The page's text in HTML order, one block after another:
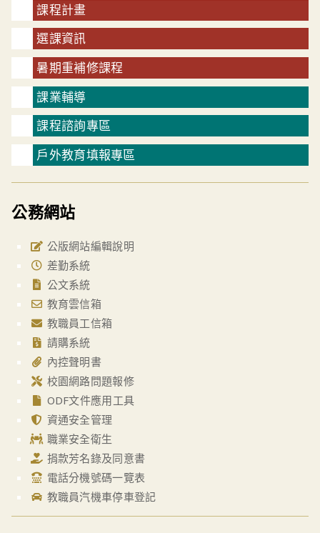
課程計畫
選課資訊
暑期重補修課程
課業輔導
課程諮詢專區
戶外教育填報專區
公務網站
公版網站編輯說明
差勤系統
公文系統
教育雲信箱
教職員工信箱
請購系統
內控聲明書
校園網路問題報修
ODF文件應用工具
資通安全管理
職業安全衛生
捐款芳名錄及同意書
電話分機號碼一覽表
教職員汽機車停車登記